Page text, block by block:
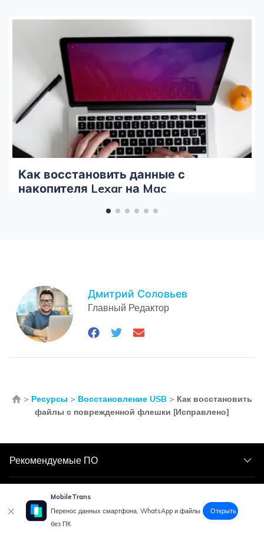
Как восстановить данные с
накопителя Lexar на Mac
Дмитрий Соловьев
Главный Редактор
> Ресурсы > Восстановление USB > Как восстановить
файлы с поврежденной флешки [Исправлено]
MobileTrans
Перенос данных смартфона, WhatsApp и файлы
без ПК
Открыть
Рекомендуемые ПО
Wondershare
Центр помощи